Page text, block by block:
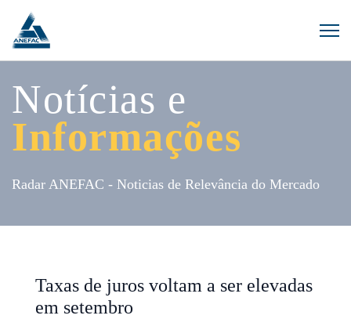
Notícias e
Informações
Radar ANEFAC - Noticias de Relevância do Mercado
Taxas de juros voltam a ser elevadas
em setembro